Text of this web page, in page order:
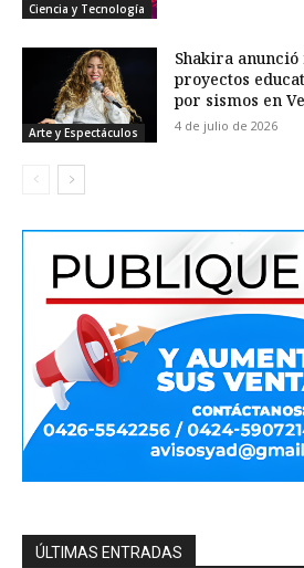
Ciencia y Tecnología
Arte y Espectáculos
Shakira
proyectos
por sismos en
4 de julio de 2026
ÚLTIMAS ENTRADAS